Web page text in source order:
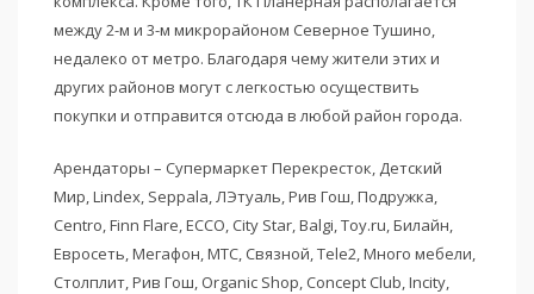
между 2-м и 3-м микрорайоном Северное Тушино,
недалеко от метро. Благодаря чему жители этих и
других районов могут с легкостью осуществить
покупки и отправится отсюда в любой район города.
Арендаторы – Супермаркет Перекресток, Детский
Мир, Lindex, Seppala, ЛЭтуаль, Рив Гош, Подружка,
Centro, Finn Flare, ECCO, Сity Star, Balgi, Toy.ru, Билайн,
Евросеть, Мегафон, МТС, Связной, Tele2, Много мебели,
Столплит, Рив Гош, Organic Shop, Concept Club, Incity,